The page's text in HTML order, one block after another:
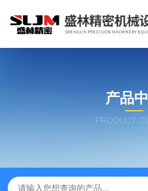
产品
PRODUCT